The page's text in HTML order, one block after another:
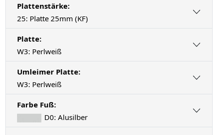
Plattenstärke:
25: Platte 25mm (KF)
Platte:
W3: Perlweiß
Umleimer Platte:
W3: Perlweiß
Farbe Fuß:
D0: Alusilber